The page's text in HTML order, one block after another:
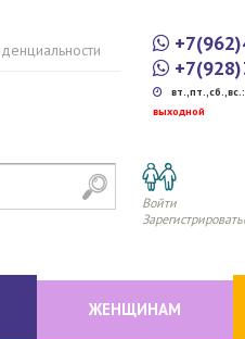
выходной
Войти
ЖЕНЩИНАМ